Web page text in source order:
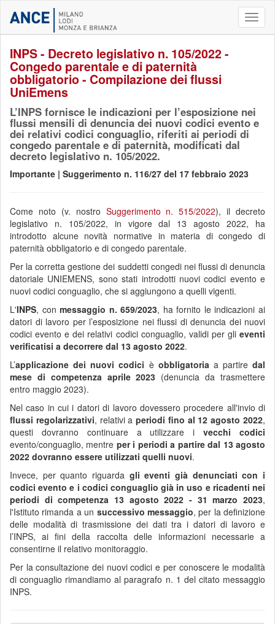
INPS - Decreto legislativo n. 105/2022 -
Congedo parentale e di paternità
obbligatorio - Compilazione dei flussi
UniEmens
L’INPS fornisce le indicazioni per l’esposizione nei
flussi mensili di denuncia dei nuovi codici evento e
dei relativi codici conguaglio, riferiti ai periodi di
congedo parentale e di paternità, modificati dal
decreto legislativo n. 105/2022.
Importante | Suggerimento n. 116/27 del 17 febbraio 2023
Come noto (v. nostro Suggerimento n. 515/2022), il decreto
legislativo n. 105/2022, in vigore dal 13 agosto 2022, ha
introdotto alcune novità normative in materia di congedo di
paternità obbligatorio e di congedo parentale.
Per la corretta gestione dei suddetti congedi nei flussi di denuncia
datoriale UNIEMENS, sono stati introdotti nuovi codici evento e
nuovi codici conguaglio, che si aggiungono a quelli vigenti.
L'INPS, conmessaggio n. 659/2023, ha fornito le indicazioni ai
datori di lavoro per l’esposizione nei flussi di denuncia dei nuovi
codici evento e dei relativi codici conguaglio, validi per gli eventi
verificatisi a decorrere dal 13 agosto 2022.
L’applicazione dei nuovi codici è obbligatoriaa partire dal
mese di competenza aprile 2023 (denuncia da trasmettere
entro maggio 2023).
Nel caso in cui i datori di lavoro dovessero procedere all'invio di
flussi regolarizzativi, relativi aperiodi fino al 12 agosto 2022,
questi dovranno continuare a utilizzare ivecchi codici
evento/conguaglio, mentre per i periodi a partire dal 13 agosto
2022 dovranno essere utilizzati quelli nuovi.
Invece, per quanto riguarda gli eventi già denunciati con i
codici evento e i codici conguaglio già in uso e ricadenti nei
periodi di competenza 13 agosto 2022 - 31 marzo 2023,
l'Istituto rimanda a un successivo messaggio, per la definizione
delle modalità di trasmissione dei dati tra i datori di lavoro e
l’INPS, ai fini della raccolta delle informazioni necessarie a
consentirne il relativo monitoraggio.
Per la consultazione dei nuovi codici e per conoscere le modalità
di conguaglio rimandiamo al paragrafo n. 1 del citato messaggio
INPS.